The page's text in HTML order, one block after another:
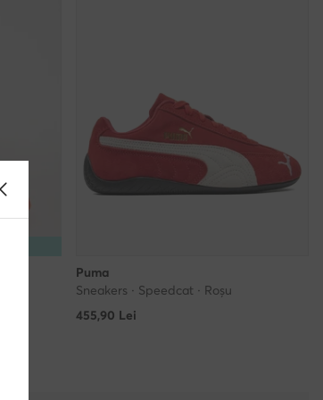
Puma
Sneakers · Speedcat · Roșu
455,90 Lei